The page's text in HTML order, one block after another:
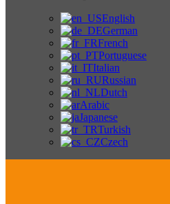
English
German
French
Portuguese
Italian
Russian
Dutch
Arabic
Japanese
Turkish
Czech